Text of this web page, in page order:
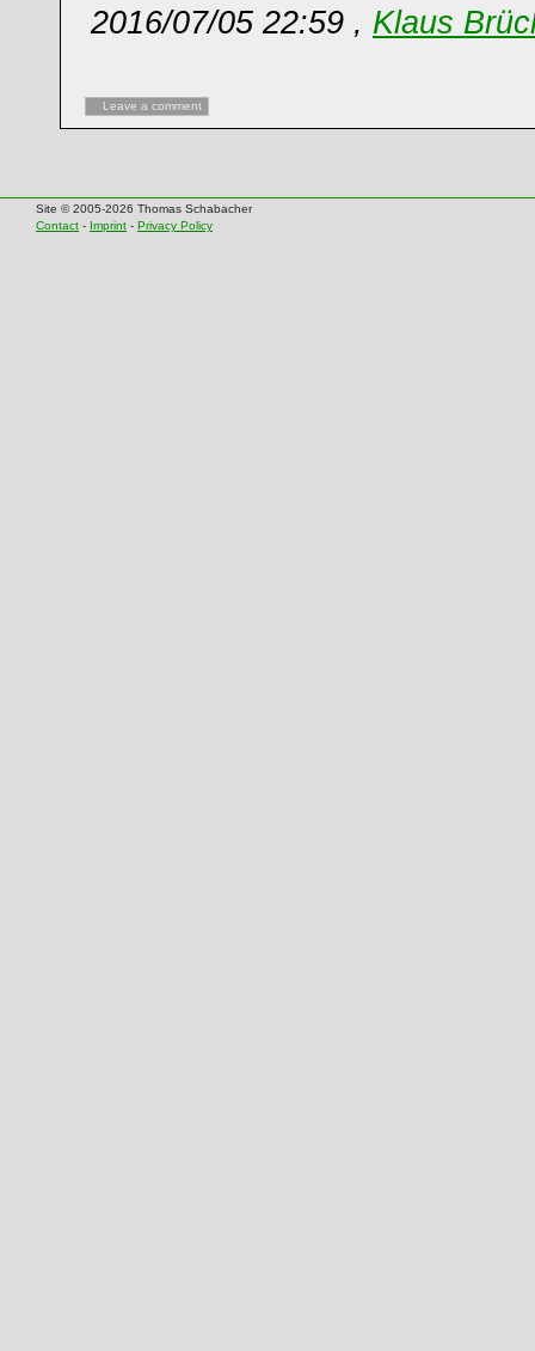
2016/07/05 22:59 , Klaus
Leave a comment
Site © 2005-2026 Thomas Schabacher
Contact - Imprint - Privacy Policy